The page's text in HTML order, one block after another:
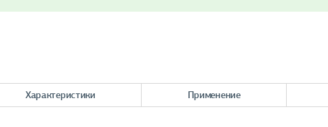
Характеристики Применение